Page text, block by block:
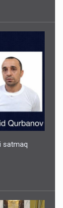
satmaq